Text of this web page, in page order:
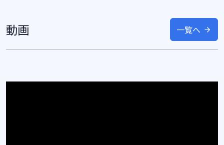
動画 一覧へ